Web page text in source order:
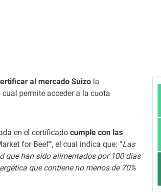
al mercado Suizo la
permite acceder a la cuota
en el certificado cumple con las
for Beef”, el cual indica que: “Las
que han sido alimentados por 100 días
que contiene no menos de 70%